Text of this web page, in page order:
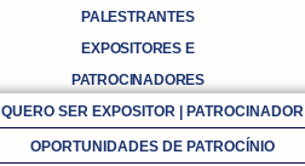
PALESTRANTES
EXPOSITORES E
PATROCINADORES
QUERO SER EXPOSITOR | PATROCINADOR
OPORTUNIDADES DE PATROCÍNIO